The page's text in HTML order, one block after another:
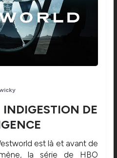
DE
est là et avant de
la série de HBO